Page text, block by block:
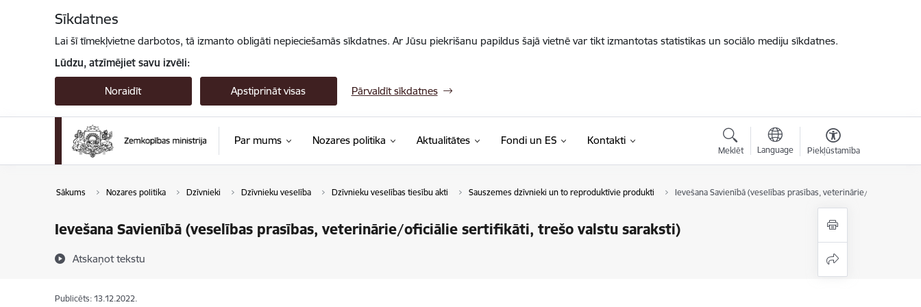
Sīkdatnes
Lai šī tīmekļvietne darbotos, tā izmanto obligāti nepieciešamās sīkdatnes. Ar Jūsu piekrišanu papildus šajā vietnē var tikt izmantotas statistikas un sociālo mediju sīkdatnes.
Lūdzu, atzīmējiet savu izvēli:
Noraidīt Apstiprināt visas Pārvaldīt sīkdatnes
Par mums Nozares politika Aktualitātes Fondi un ES Kontakti
Meklēt Language Piekļūstamība
Sākums Nozares politika Dzīvnieki Dzīvnieku veselība Dzīvnieku veselības tiesību akti Sauszemes dzīvnieki un to reproduktīvie produkti Ievešana Savienībā (veselības prasības, veterinārie/oficiālie
Ievešana Savienībā (veselības prasības, veterinārie/oficiālie sertifikāti, trešo valstu saraksti)
Atskaņot tekstu
Publicēts: 13.12.2022.